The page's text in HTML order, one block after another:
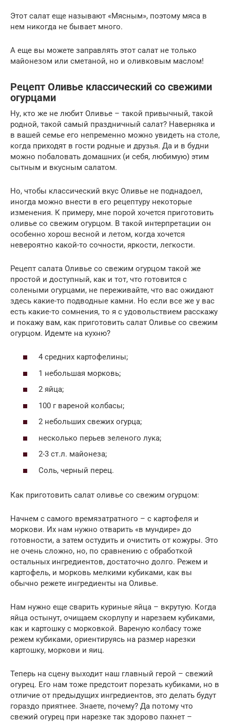
Этот салат еще называют «Мясным», поэтому мяса в
нем никогда не бывает много.
А еще вы можете заправлять этот салат не только
майонезом или сметаной, но и оливковым маслом!
Рецепт Оливье классический со свежими
огурцами
Ну, кто же не любит Оливье – такой привычный, такой
родной, такой самый праздничный салат? Наверняка и
в вашей семье его непременно можно увидеть на столе,
когда приходят в гости родные и друзья. Да и в будни
можно побаловать домашних (и себя, любимую) этим
сытным и вкусным салатом.
Но, чтобы классический вкус Оливье не поднадоел,
иногда можно внести в его рецептуру некоторые
изменения. К примеру, мне порой хочется приготовить
оливье со свежим огурцом. В такой интерпретации он
особенно хорош весной и летом, когда хочется
невероятно какой-то сочности, яркости, легкости.
Рецепт салата Оливье со свежим огурцом такой же
простой и доступный, как и тот, что готовится с
солеными огурцами, не переживайте, что вас ожидают
здесь какие-то подводные камни. Но если все же у вас
есть какие-то сомнения, то я с удовольствием расскажу
и покажу вам, как приготовить салат Оливье со свежим
огурцом. Идемте на кухню?
4 средних картофелины;
1 небольшая морковь;
2 яйца;
100 г вареной колбасы;
2 небольших свежих огурца;
несколько перьев зеленого лука;
2-3 ст.л. майонеза;
Соль, черный перец.
Как приготовить салат оливье со свежим огурцом:
Начнем с самого времязатратного – с картофеля и
моркови. Их нам нужно отварить «в мундире» до
готовности, а затем остудить и очистить от кожуры. Это
не очень сложно, но, по сравнению с обработкой
остальных ингредиентов, достаточно долго. Режем и
картофель, и морковь мелкими кубиками, как вы
обычно режете ингредиенты на Оливье.
Нам нужно еще сварить куриные яйца – вкрутую. Когда
яйца остынут, очищаем скорлупу и нарезаем кубиками,
как и картошку с морковкой. Вареную колбасу тоже
режем кубиками, ориентируясь на размер нарезки
картошку, моркови и яиц.
Теперь на сцену выходит наш главный герой – свежий
огурец. Его нам тоже предстоит порезать кубиками, но в
отличие от предыдущих ингредиентов, это делать будут
гораздо приятнее. Знаете, почему? Да потому что
свежий огурец при нарезке так здорово пахнет –